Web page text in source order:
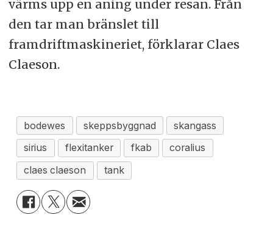
värms upp en aning under resan. Från
den tar man bränslet till
framdriftmaskineriet, förklarar Claes
Claeson.
bodewes skeppsbyggnad
skangass
sirius
flexitanker fkab
coralius
claes claeson
tank